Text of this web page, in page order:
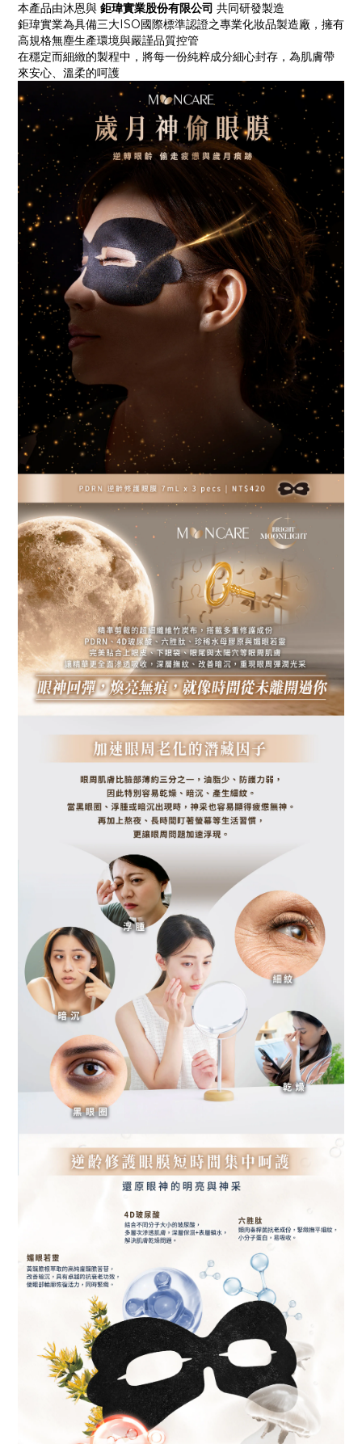
本產品由沐恩與 鉅瑋實業股份有限公司 共同研發製造
鉅瑋實業為具備三大ISO國際標準認證之專業化妝品製造廠，擁有
高規格無塵生產環境與嚴謹品質控管
在穩定而細緻的製程中，將每一份純粹成分細心封存，為肌膚帶
來安心、溫柔的呵護